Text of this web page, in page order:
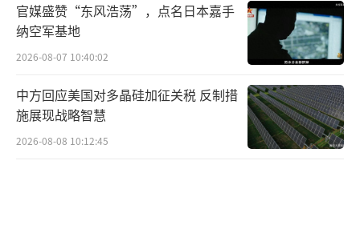
官媒盛赞“东风浩荡”，点名日本嘉手
纳空军基地
2026-08-07 10:40:02
中方回应美国对多晶硅加征关税 反制措
施展现战略智慧
2026-08-08 10:12:45